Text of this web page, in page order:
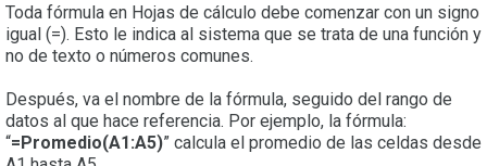
Toda fórmula en Hojas de cálculo debe comenzar con un signo
igual (=). Esto le indica al sistema que se trata de una función y
no de texto o números comunes.
Después, va el nombre de la fórmula, seguido del rango de
datos al que hace referencia. Por ejemplo, la fórmula:
“=Promedio(A1:A5)” calcula el promedio de las celdas desde